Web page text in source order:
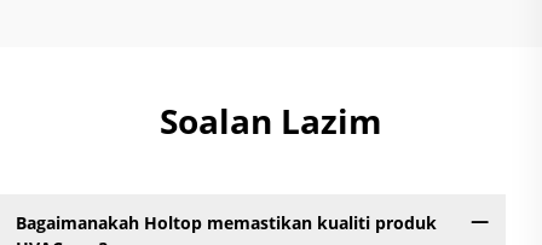
Soalan Lazim
Bagaimanakah Holtop memastikan kualiti produk